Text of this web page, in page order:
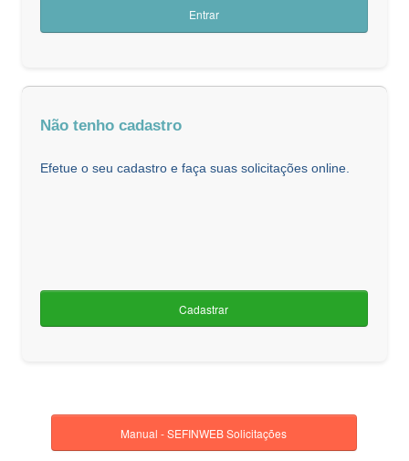
Entrar
Não tenho cadastro
Efetue o seu cadastro e faça suas solicitações online.
Cadastrar
Manual - SEFINWEB Solicitações